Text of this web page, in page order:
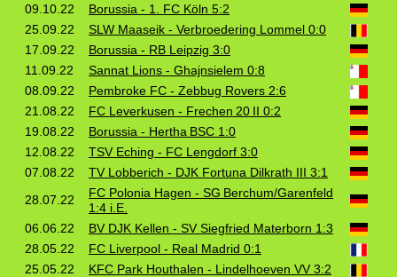
09.10.22
Borussia - 1. FC Köln 5:2
25.09.22
SLW Maaseik - Verbroedering Lommel 0:0
17.09.22
Borussia - RB Leipzig 3:0
11.09.22
Sannat Lions - Ghajnsielem 0:8
08.09.22
Pembroke FC - Zebbug Rovers 2:6
21.08.22
FC Leverkusen - Frechen 20 II 0:2
19.08.22
Borussia - Hertha BSC 1:0
12.08.22
TSV Eching - FC Lengdorf 3:0
07.08.22
TV Lobberich - DJK Fortuna Dilkrath III 3:1
28.07.22
FC Polonia Hagen - SG Berchum/Garenfeld
1:4 i.E.
06.06.22
BV DJK Kellen - SV Siegfried Materborn 1:3
28.05.22
FC Liverpool - Real Madrid 0:1
25.05.22
KFC Park Houthalen - Lindelhoeven VV 3:2